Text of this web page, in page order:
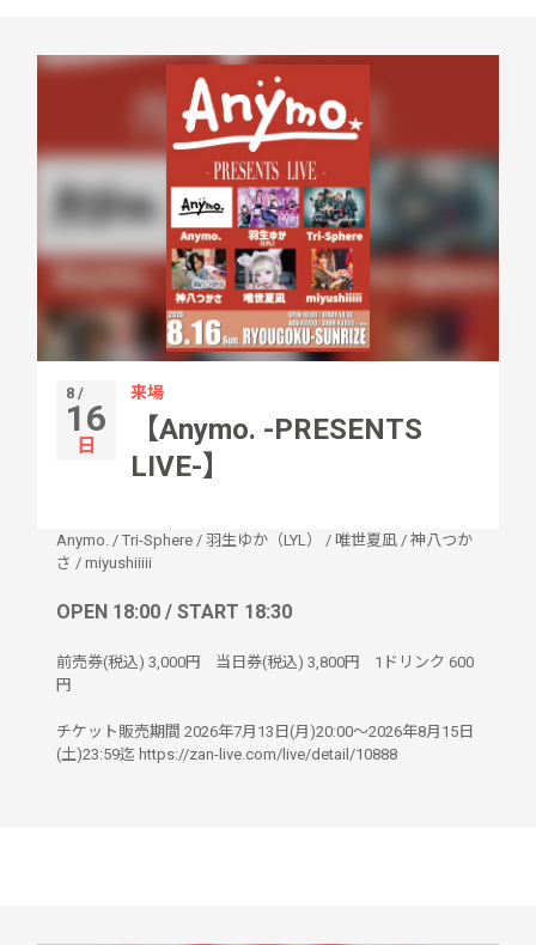
8 /
16
日
来場
【Anymo. -PRESENTS
LIVE-】
Anymo. / Tri-Sphere / 羽生ゆか（LYL） / 唯世夏凪 / 神八つか
さ / miyushiiiii
OPEN 18:00 / START 18:30
前売券(税込) 3,000円 当日券(税込) 3,800円 1ドリンク 600
円
チケット販売期間 2026年7月13日(月)20:00〜2026年8月15日
(土)23:59迄 https://zan-live.com/live/detail/10888